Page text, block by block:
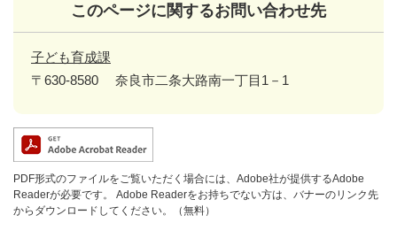
このページに関するお問い合わせ先
子ども育成課
〒630-8580
奈良市二条大路南一丁目1－1
PDF形式のファイルをご覧いただく場合には、Adobe社が提供するAdobe
Readerが必要です。
Adobe Readerをお持ちでない方は、バナーのリンク先
からダウンロードしてください。（無料）